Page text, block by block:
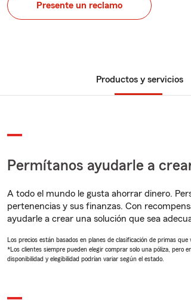
Presente un reclamo
Productos y servicios
Permítanos ayudarle a
A todo el mundo le gusta ahorrar dinero.
pertenencias y sus finanzas. Con
ayudarle a crear una solución que sea
Los precios están basados en planes de clasificación de primas
*Los clientes siempre pueden elegir comprar solo una póliza, pero
disponibilidad y elegibilidad podrían variar según el estado.